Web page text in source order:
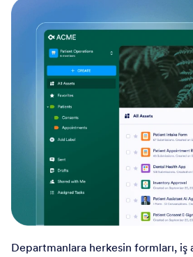
Departmanlara herkesin formları, iş